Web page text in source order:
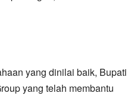
yang dinilai baik, Bupati
yang telah membantu